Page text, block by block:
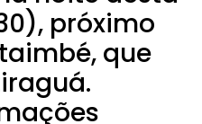
próximo
que